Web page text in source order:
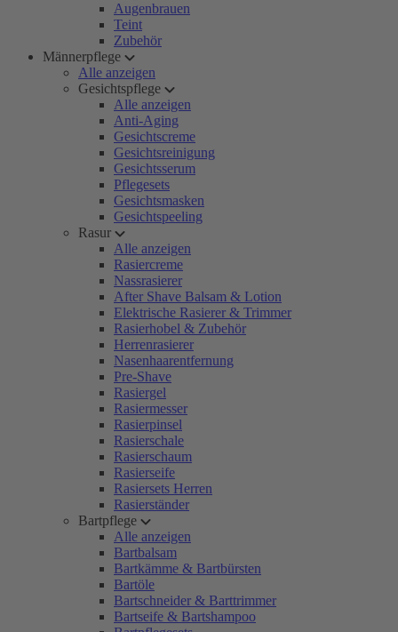
Augenbrauen
Teint
Zubehör
Männerpflege
Alle anzeigen
Gesichtspflege
Alle anzeigen
Anti-Aging
Gesichtscreme
Gesichtsreinigung
Gesichtsserum
Pflegesets
Gesichtsmasken
Gesichtspeeling
Rasur
Alle anzeigen
Rasiercreme
Nassrasierer
After Shave Balsam & Lotion
Elektrische Rasierer & Trimmer
Rasierhobel & Zubehör
Herrenrasierer
Nasenhaarentfernung
Pre-Shave
Rasiergel
Rasiermesser
Rasierpinsel
Rasierschale
Rasierschaum
Rasierseife
Rasiersets Herren
Rasierständer
Bartpflege
Alle anzeigen
Bartbalsam
Bartkämme & Bartbürsten
Bartöle
Bartschneider & Barttrimmer
Bartseife & Bartshampoo